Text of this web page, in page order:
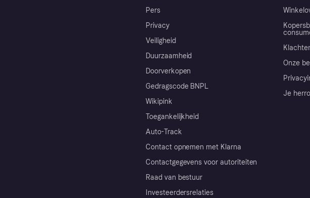
Pers
Privacy
Veiligheid
Duurzaamheid
Doorverkopen
Gedragscode BNPL
Wikipink
Toegankelijkheid
Auto-Track
Contact opnemen met Klarna
Contactgegevens voor autoriteiten
Raad van bestuur
Investeerdersrelaties
Onze
Je